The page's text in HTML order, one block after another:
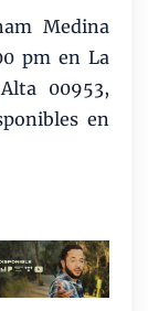
Medina
pm en La
00953,
en